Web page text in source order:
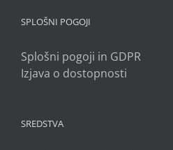
SPLOŠNI POGOJI
Splošni pogoji in GDPR
Izjava o dostopnosti
SREDSTVA